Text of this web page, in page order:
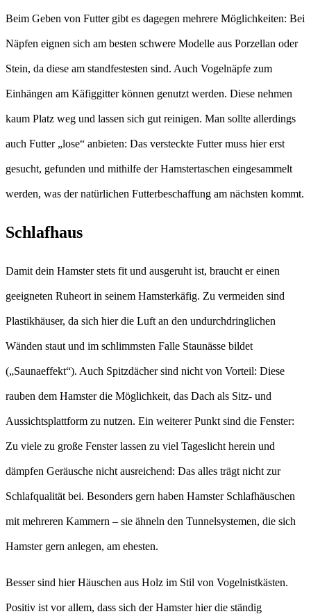
Beim Geben von Futter gibt es dagegen mehrere Möglichkeiten: Bei
Näpfen eignen sich am besten schwere Modelle aus Porzellan oder
Stein, da diese am standfestesten sind. Auch Vogelnäpfe zum
Einhängen am Käfiggitter können genutzt werden. Diese nehmen
kaum Platz weg und lassen sich gut reinigen. Man sollte allerdings
auch Futter „lose“ anbieten: Das versteckte Futter muss hier erst
gesucht, gefunden und mithilfe der Hamstertaschen eingesammelt
werden, was der natürlichen Futterbeschaffung am nächsten kommt.
Schlafhaus
Damit dein Hamster stets fit und ausgeruht ist, braucht er einen
geeigneten Ruheort in seinem Hamsterkäfig. Zu vermeiden sind
Plastikhäuser, da sich hier die Luft an den undurchdringlichen
Wänden staut und im schlimmsten Falle Staunässe bildet
(„Saunaeffekt“). Auch Spitzdächer sind nicht von Vorteil: Diese
rauben dem Hamster die Möglichkeit, das Dach als Sitz- und
Aussichtsplattform zu nutzen. Ein weiterer Punkt sind die Fenster:
Zu viele zu große Fenster lassen zu viel Tageslicht herein und
dämpfen Geräusche nicht ausreichend: Das alles trägt nicht zur
Schlafqualität bei. Besonders gern haben Hamster Schlafhäuschen
mit mehreren Kammern – sie ähneln den Tunnelsystemen, die sich
Hamster gern anlegen, am ehesten.
Besser sind hier Häuschen aus Holz im Stil von Vogelnistkästen.
Positiv ist vor allem, dass sich der Hamster hier die ständig